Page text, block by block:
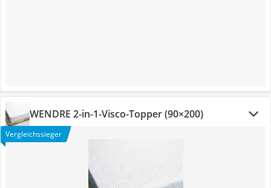
WENDRE 2-in-1-Visco-Topper (90×200)
Vergleichssieger